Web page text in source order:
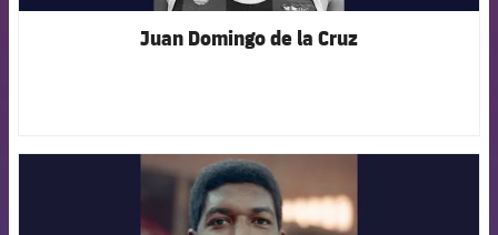
Juan Domingo de la Cruz
FCB Barcelona badge